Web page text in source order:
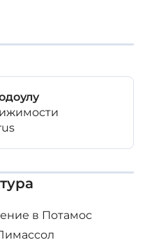
в Потамос